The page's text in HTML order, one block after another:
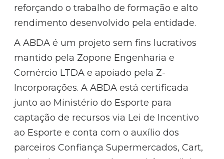
reforçando o trabalho de formação e alto
rendimento desenvolvido pela entidade.
A ABDA é um projeto sem fins lucrativos
mantido pela Zopone Engenharia e
Comércio LTDA e apoiado pela Z-
Incorporações. A ABDA está certificada
junto ao Ministério do Esporte para
captação de recursos via Lei de Incentivo
ao Esporte e conta com o auxílio dos
parceiros Confiança Supermercados, Cart,